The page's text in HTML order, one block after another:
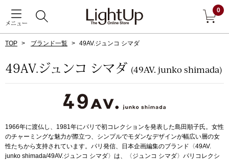
メニュー
0
すべて見る アウター
コート
TOP ブランド一覧 49AV.ジュンコ シマダ
49AV.ジュンコ シマダ (49AV. junko shimada)
1966年に渡仏し、1981年にパリで初コレクションを発表した島田順子氏。女性
のチャーミングな魅力が際立つ、シンプルでモダンなデザインが幅広い層の女
性たちから支持されています。パリ発信、日本企画編集のブランド〈49AV.
junko shimada/49AV.ジュンコ シマダ〉は、〈ジュンコ シマダ〉パリコレクシ